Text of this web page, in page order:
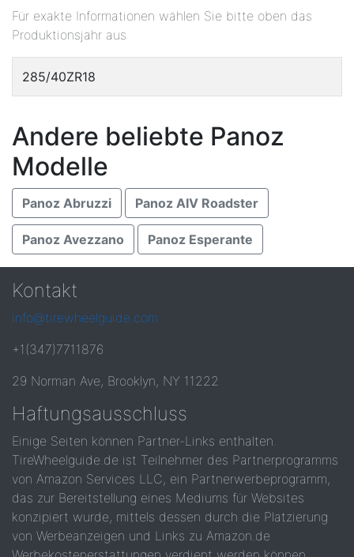
Für exakte Informationen wählen Sie bitte oben das
Produktionsjahr aus
285/40ZR18
Andere beliebte Panoz
Modelle
Panoz Abruzzi Panoz AIV Roadster
Panoz Avezzano Panoz Esperante
Kontakt
info@tirewheelguide.com
+1(347)7711876
29 Norman Ave, Brooklyn, NY 11222
Haftungsausschluss
Einige Seiten können Partner-Links enthalten.
TireWheelguide.de ist Teilnehmer des Partnerprogramms
von Amazon Services LLC, ein Partnerwerbeprogramm,
das zur Bereitstellung eines Mediums für Websites
konzipiert wurde, mittels dessen durch die Platzierung
von Werbeanzeigen und Links zu Amazon.de